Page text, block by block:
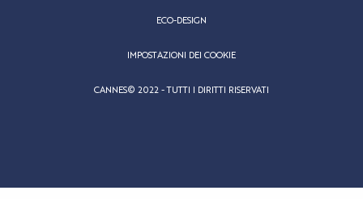
ECO-DESIGN
IMPOSTAZIONI DEI COOKIE
CANNES© 2022 - TUTTI I DIRITTI RISERVATI